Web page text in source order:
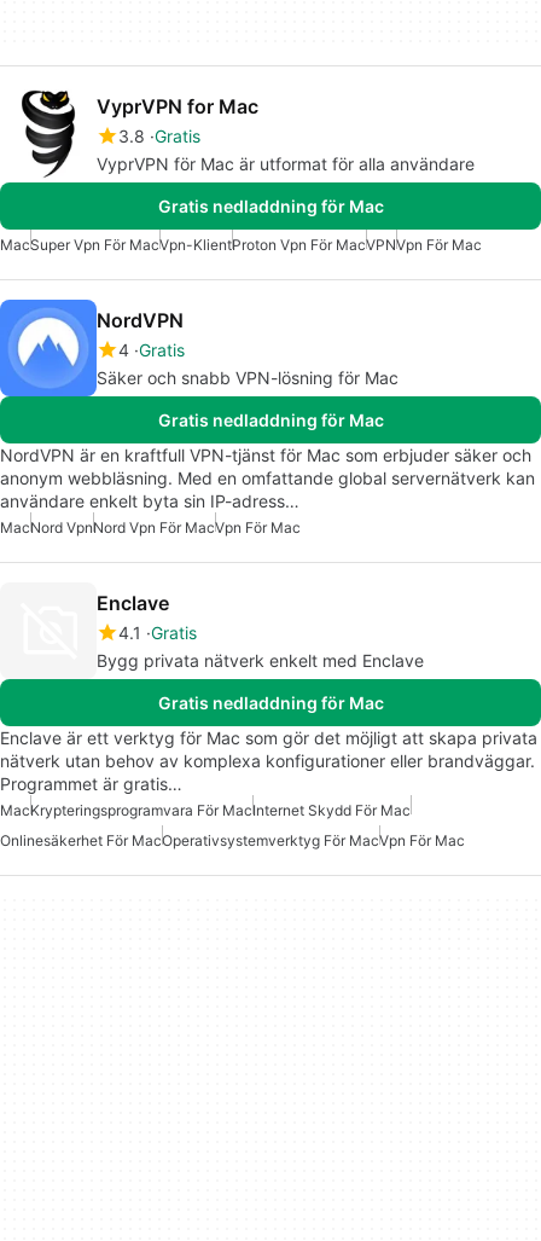
VyprVPN for Mac
3.8 Gratis
VyprVPN för Mac är utformat för alla användare
Gratis nedladdning för Mac
MacSuper Vpn För MacVpn-KlientProton Vpn För MacVPNVpn För Mac
NordVPN
4 Gratis
Säker och snabb VPN-lösning för Mac
Gratis nedladdning för Mac
NordVPN är en kraftfull VPN-tjänst för Mac som erbjuder säker och
anonym webbläsning. Med en omfattande global servernätverk kan
användare enkelt byta sin IP-adress…
MacNord VpnNord Vpn För MacVpn För Mac
Enclave
4.1 Gratis
Bygg privata nätverk enkelt med Enclave
Gratis nedladdning för Mac
Enclave är ett verktyg för Mac som gör det möjligt att skapa privata
nätverk utan behov av komplexa konfigurationer eller brandväggar.
Programmet är gratis…
MacKrypteringsprogramvara För MacInternet Skydd För Mac
Onlinesäkerhet För MacOperativsystemverktyg För MacVpn För Mac